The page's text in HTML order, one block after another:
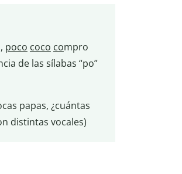
poco coco compro
de las sílabas “po”
papas, ¿cuántas
distintas vocales)